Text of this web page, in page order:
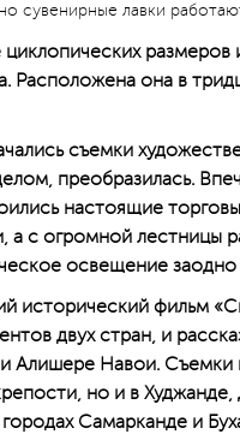
сувенирные лавки
размеров
Расположена она в
съемки
преобразилась.
настоящие
а с огромной лестницы
освещение
исторический фильм
двух стран, и
Алишере Навои. Съемки
но и в
Самарканде и